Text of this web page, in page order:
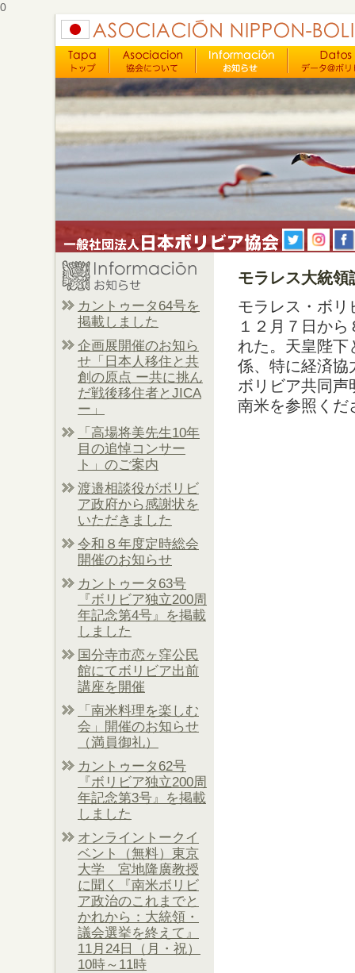
0
カントゥータ64号を
掲載しました
企画展開催のお知ら
せ「日本人移住と共
創の原点 ー共に挑ん
だ戦後移住者とJICA
ー」
「高場将美先生10年
目の追悼コンサー
ト」のご案内
渡邉相談役がボリビ
ア政府から感謝状を
いただきました
令和８年度定時総会
開催のお知らせ
カントゥータ63号
『ボリビア独立200周
年記念第4号』を掲載
しました
国分寺市恋ヶ窪公民
館にてボリビア出前
講座を開催
「南米料理を楽しむ
会」開催のお知らせ
（満員御礼）
カントゥータ62号
『ボリビア独立200周
年記念第3号』を掲載
しました
オンライントークイ
ベント（無料）東京
大学 宮地隆廣教授
に聞く『南米ボリビ
ア政治のこれまでと
かれから：大統領・
議会選挙を終えて』
11月24日（月・祝）
10時～11時
モラレス大統領
モラレス・ボリ
１２月７日か
れた。天皇陛下
係、特に経済協
ボリビア共同声
南米を参照くだ